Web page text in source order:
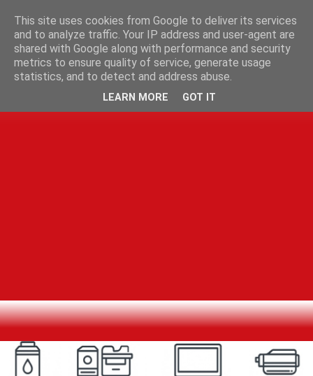
This site uses cookies from Google to deliver its services
and to analyze traffic. Your IP address and user-agent are
shared with Google along with performance and security
metrics to ensure quality of service, generate usage
statistics, and to detect and address abuse.
LEARN MORE GOT IT